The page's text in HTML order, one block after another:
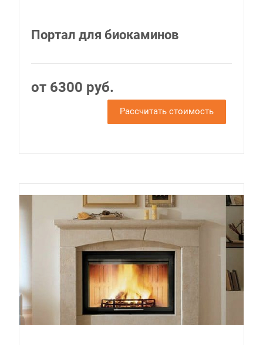
Портал для биокаминов
от 6300 руб.
Рассчитать стоимость